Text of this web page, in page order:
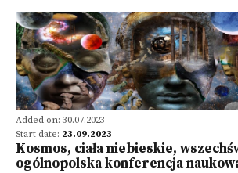
Added on: 30.07.2023
Start date: 23.09.2023
Kosmos, ciała niebieskie,
ogólnopolska konferencja